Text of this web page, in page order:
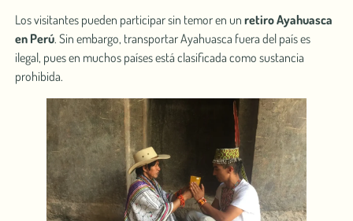
Los visitantes pueden participar sin temor en un retiro Ayahuasca
en Perú. Sin embargo, transportar Ayahuasca fuera del país es
ilegal, pues en muchos países está clasificada como sustancia
prohibida.